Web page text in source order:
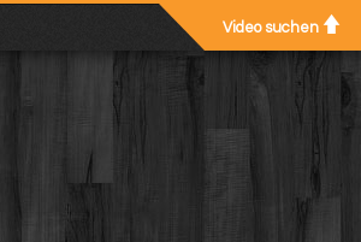
Video suchen